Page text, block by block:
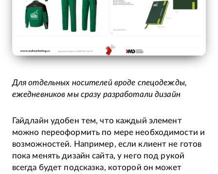
Для отдельных носителей вроде спецодежды,
ежедневников мы сразу разработали дизайн
Гайдлайн удобен тем, что каждый элемент
можно переоформить по мере необходимости и
возможностей. Например, если клиент не готов
пока менять дизайн сайта, у него под рукой
всегда будет подсказка, которой он может